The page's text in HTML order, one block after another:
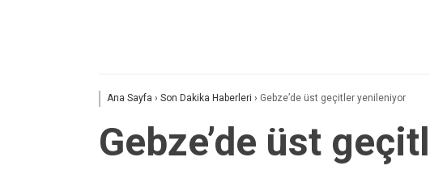
Ana Sayfa › Son Dakika Haberleri › Gebze’de üst geçitler yenileniyor
Gebze’de üst